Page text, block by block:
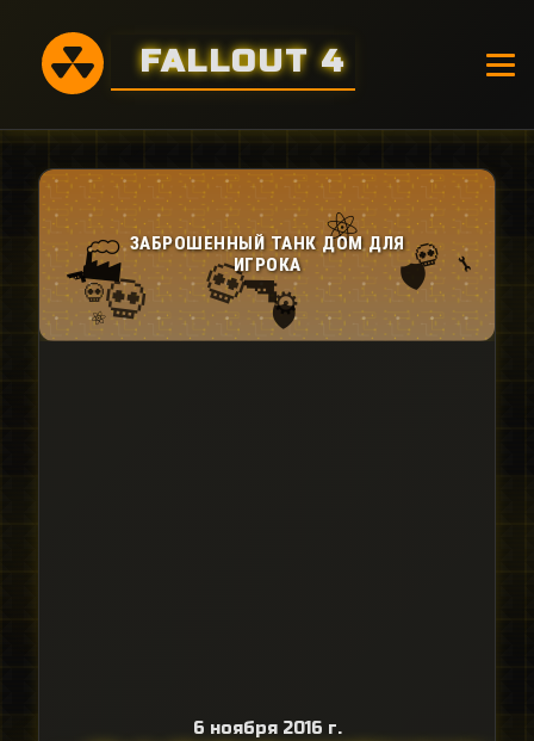
FALLOUT 4
6 ноября 2016 г.